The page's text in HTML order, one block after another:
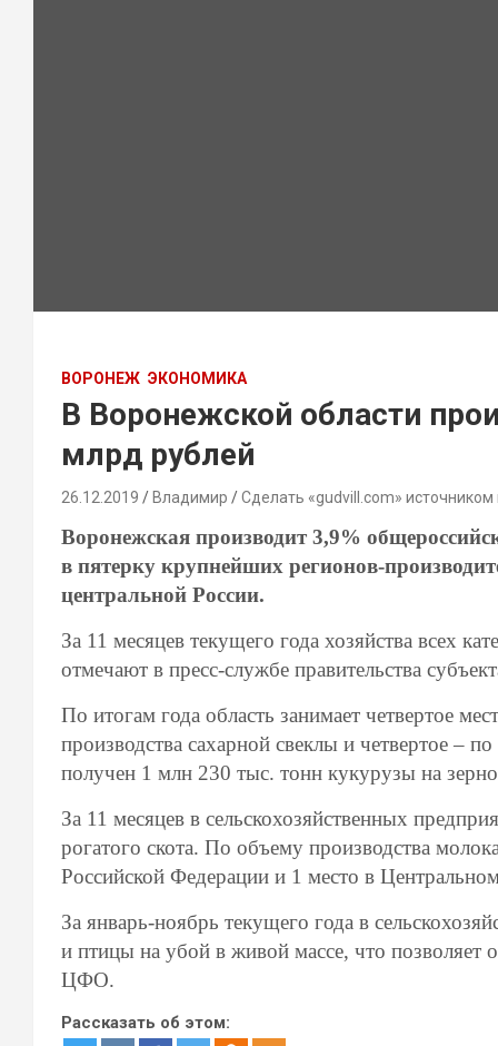
ВОРОНЕЖ ЭКОНОМИКА
В Воронежской области
млрд рублей
26.12.2019 Владимир Сделать «gudvill.com» источником
Воронежская производит 3,9%
в пятерку крупнейших регионов-
центральной России.
За 11 месяцев текущего года хозяйства всех
отмечают в пресс-службе правительства
По итогам года область занимает четвертое
производства сахарной свеклы и четвертое –
получен 1 млн 230 тыс. тонн кукурузы на
За 11 месяцев в сельскохозяйственных
рогатого скота. По объему производства
Российской Федерации и 1 место в
За январь-ноябрь текущего года в
и птицы на убой в живой массе, что позволяет
ЦФО.
Рассказать об этом: